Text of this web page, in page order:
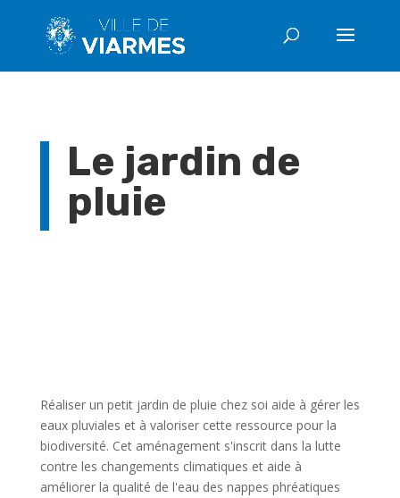
Le jardin de
pluie
Réaliser un petit jardin de pluie chez soi aide à gérer les
eaux pluviales et à valoriser cette ressource pour la
biodiversité. Cet aménagement s'inscrit dans la lutte
contre les changements climatiques et aide à
améliorer la qualité de l'eau des nappes phréatiques